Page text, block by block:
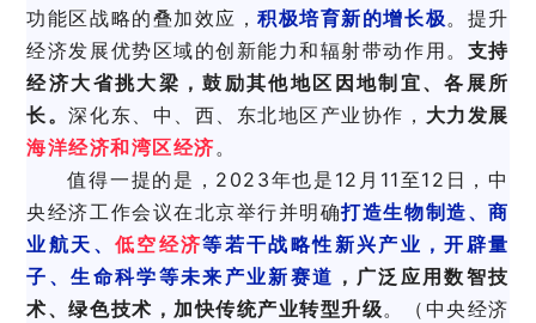
功能区战略的叠加效应，积极培育新的增长极。提升
经济发展优势区域的创新能力和辐射带动作用。 支持
经济大省挑大梁，鼓励其他地区因地制宜、各展所
长。深化东、中、西、东北地区产业协作， 大力发展
海洋经济和湾区经济。
值得一提的是，2023年也是12月11至12日，中
央经济工作会议在北京举行并明确打造生物制造、商
业航天、 低空经济等若干战略性新兴产业，开辟量
子、生命科学等未来产业新赛道 ，广泛应用数智技
术、绿色技术，加快传统产业转型升级。（ 中央经济